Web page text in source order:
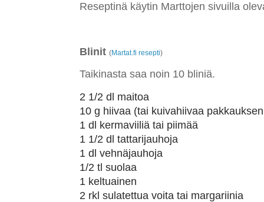
Reseptinä käytin Marttojen sivuilla
Blinit (Martat.fi resepti)
Taikinasta saa noin 10 bliniä.
2 1/2 dl maitoa
10 g hiivaa (tai kuivahiivaa
1 dl kermaviiliä tai piimää
1 1/2 dl tattarijauhoja
1 dl vehnäjauhoja
1/2 tl suolaa
1 keltuainen
2 rkl sulatettua voita tai margariinia